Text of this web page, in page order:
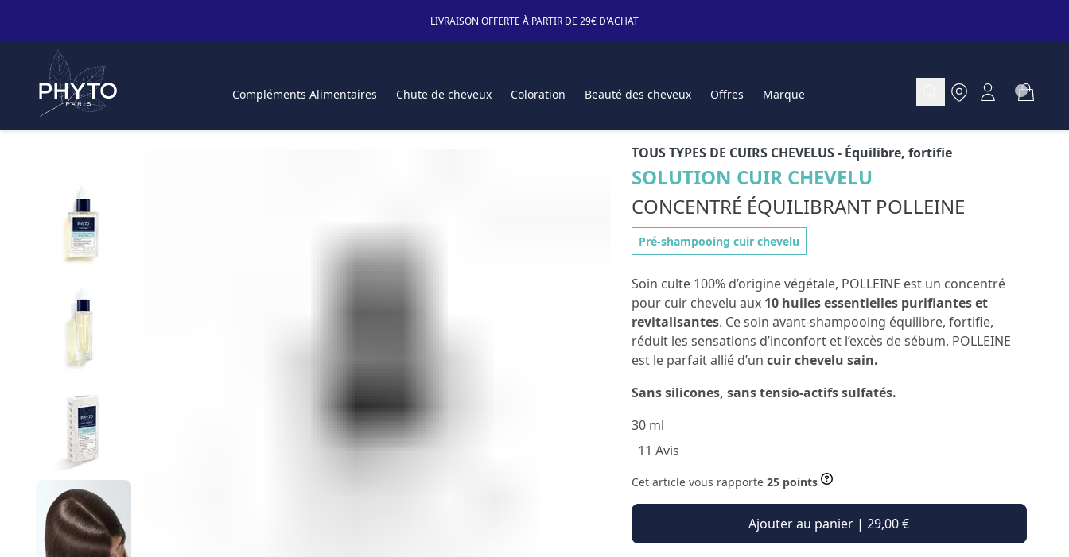
LIVRAISON OFFERTE À PARTIR DE 29€ D'ACHAT
Compléments Alimentaires Chute de cheveux Coloration Beauté des cheveux Offres Marque
TOUS TYPES DE CUIRS CHEVELUS- Équilibre, fortifie
SOLUTION CUIR CHEVELU
CONCENTRÉ ÉQUILIBRANT POLLEINE
Pré-shampooing cuir chevelu
Soin culte 100% d’origine végétale, POLLEINE est un concentré
pour cuir chevelu aux 10 huiles essentielles purifiantes et
revitalisantes. Ce soin avant-shampooing équilibre, fortifie,
réduit les sensations d’inconfort et l’excès de sébum. POLLEINE
est le parfait allié d’un cuir chevelu sain.
Sans silicones, sans tensio-actifs sulfatés.
30 ml
11 Avis
Cet article vous rapporte 25 points
Ajouter au panier | 29,00 €